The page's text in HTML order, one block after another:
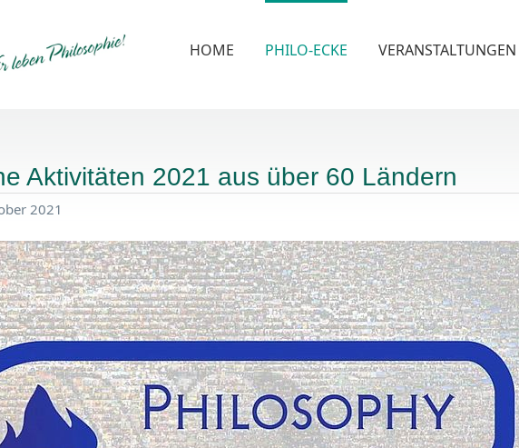
HOME PHILO-ECKE VERANSTALTUNGEN
Aktivitäten 2021 aus über 60 Ländern
2021